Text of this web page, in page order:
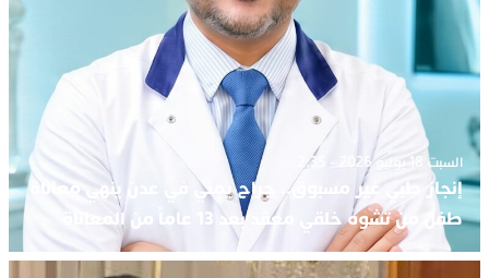
السبت 18 يوليو 2026 - 2:35
إنجاز طبي غير مسبوق.. جراح يمني في عدن ينهي معاناة
طفل من تشوه خلقي معقد بعد 13 عاماً من المعاناة